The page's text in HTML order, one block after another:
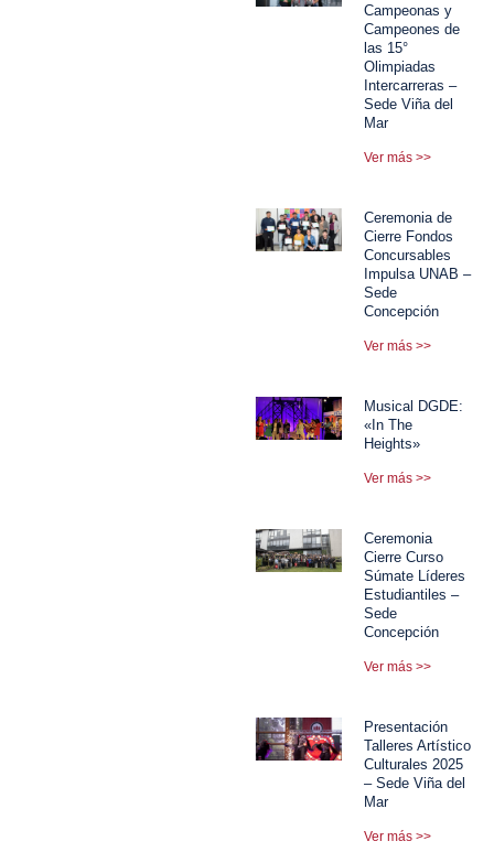
Campeonas y
Campeones de
las 15°
Olimpiadas
Intercarreras –
Sede Viña del
Mar
Ver más >>
Ceremonia de
Cierre Fondos
Concursables
Impulsa UNAB –
Sede
Concepción
Ver más >>
Musical DGDE:
«In The
Heights»
Ver más >>
Ceremonia
Cierre Curso
Súmate Líderes
Estudiantiles –
Sede
Concepción
Ver más >>
Presentación
Talleres Artístico
Culturales 2025
– Sede Viña del
Mar
Ver más >>